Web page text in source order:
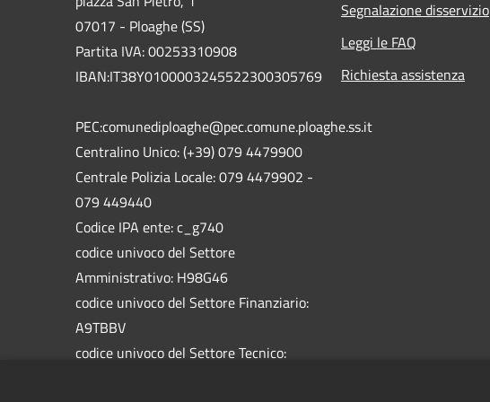
07017 - Ploaghe (SS)
Partita IVA: 00253310908
IBAN:IT38Y0100003245522300305769
PEC:comunediploaghe@pec.comune.ploaghe.ss.it
Centralino Unico: (+39) 079 4479900
Centrale Polizia Locale: 079 4479902 -
079 449440
Codice IPA ente: c_g740
codice univoco del Settore
Amministrativo: H98G46
codice univoco del Settore Finanziario:
A9TBBV
codice univoco del Settore Tecnico:
Segnalazione disservizio
Leggi le FAQ
Richiesta assistenza